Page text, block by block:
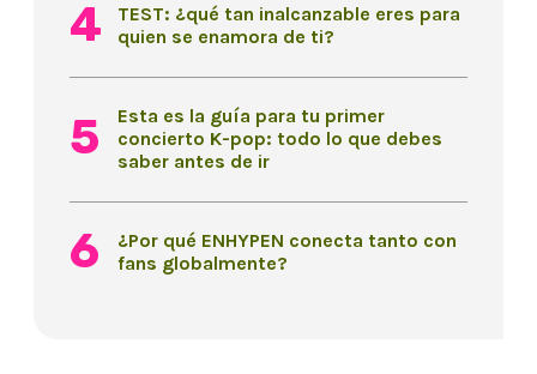
TEST: ¿qué tan inalcanzable eres para
quien se enamora de ti?
Esta es la guía para tu primer
concierto K-pop: todo lo que debes
saber antes de ir
¿Por qué ENHYPEN conecta tanto con
fans globalmente?